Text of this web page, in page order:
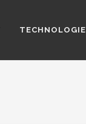
TECHNOLOGIE